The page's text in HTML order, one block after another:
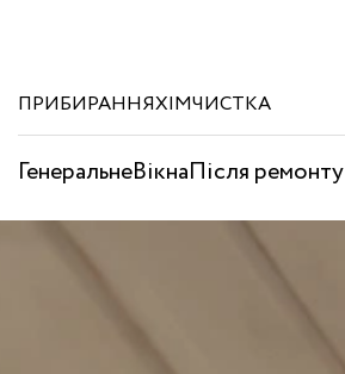
ПРИБИРАННЯХІМЧИСТКА
ГенеральнеВікнаПісля ремонту